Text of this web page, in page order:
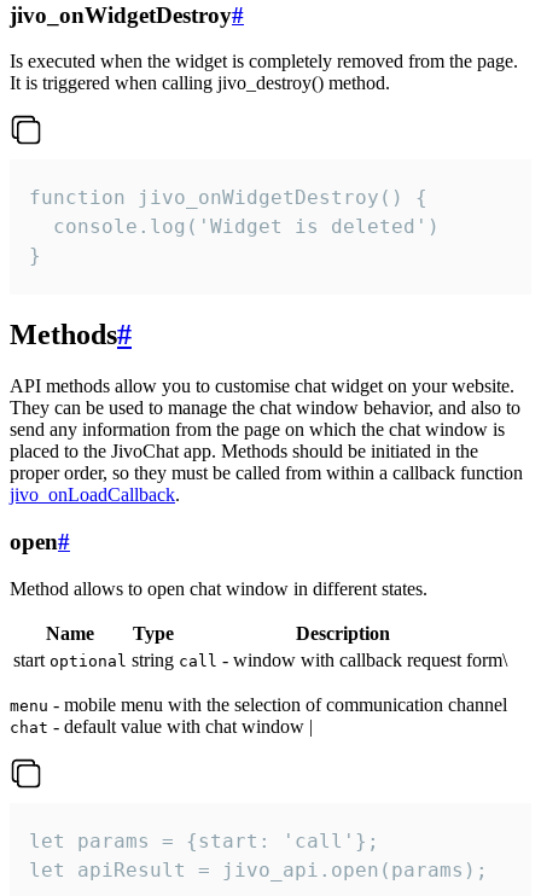
jivo_onWidgetDestroy#
Is executed when the widget is completely removed from the page.
It is triggered when calling jivo_destroy() method.
function jivo_onWidgetDestroy() {
  console.log('Widget is deleted')
}
Methods#
API methods allow you to customise chat widget on your website.
They can be used to manage the chat window behavior, and also to
send any information from the page on which the chat window is
placed to the JivoChat app. Methods should be initiated in the
proper order, so they must be called from within a callback function
jivo_onLoadCallback.
open#
Method allows to open chat window in different states.
Name Type
Description
start optional string call - window with callback request form\
menu - mobile menu with the selection of communication channel
chat - default value with chat window |
let params = {start: 'call'};
let apiResult = jivo_api.open(params);